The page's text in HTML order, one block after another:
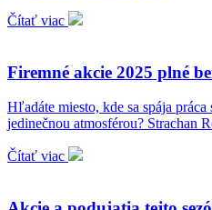
Čítať viac
Firemné akcie 2025 plné
Hľadáte miesto, kde sa spája
jedinečnou atmosférou? Strachan
Čítať viac